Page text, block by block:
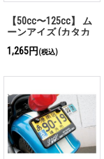
【50cc〜125cc】 ム
ーンアイズ (カタカ
ート フレーム for ス
クル ブラック
1,265円 (税込)